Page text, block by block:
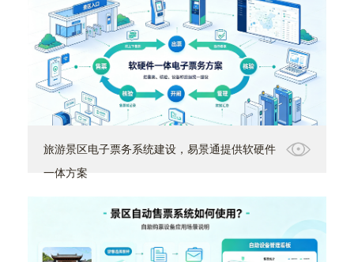
旅游景区电子票务系统建设，易景通提供软硬件
一体方案